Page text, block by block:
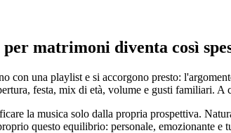
per matrimoni diventa così
con una playlist e si accorgono presto:
festa, mix di età, volume e gusti familiari.
la musica solo dalla propria prospettiva.
questo equilibrio: personale, emozionante e